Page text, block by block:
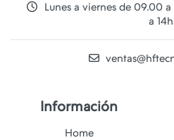
Lunes a viernes de 09.00
a
Información
Home